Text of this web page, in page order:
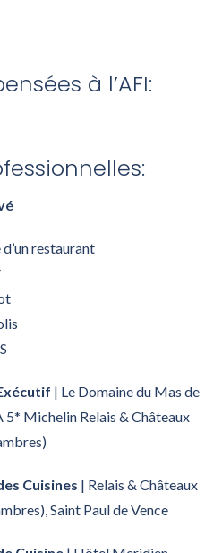
à l’AFI:
restaurant
| Le Domaine du Mas de
5* Michelin Relais & Châteaux
Cuisines | Relais & Châteaux
Saint Paul de Vence